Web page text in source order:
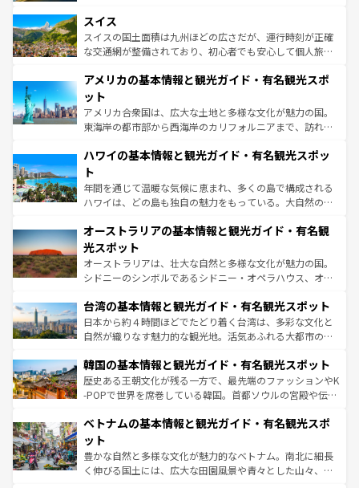
を参照してほしい。
は、お酒好きな人にはぜひ体験してほしい。 なお、新着の
ドイツ情報はコンテンツ一覧を参照してほしい。
リアごとに異なる魅力がある。また、優雅なアフタヌーン
ティー、ビール好きにはたまらない英国パブ、サッカー観
戦など、本場だからこそできる体験も豊富。イギリスを旅
ンツ一覧を参照してほしい。
スイス
スイスの国土面積は九州ほどの広さだが、運行時刻が正確
な交通網が整備されており、初心者でも安心して個人旅行
の建物がそのまま残る町や、スイスならではのユニークな
博物館もあり、アルプス観光だけでなく町歩きも満喫する
ことができる。国民の所得が高いため物価も高いが、旅行
者向けの交通パス提供のサービスもあり、うまく活用すれ
着のスイス情報はコンテンツ一覧を参照してほしい。
アメリカの基本情報と観光ガイド・有名観光スポ
ット
アメリカ合衆国は、広大な土地と多様な文化が魅力の国。
東海岸の都市部から西海岸のカリフォルニアまで、訪れる
のような巨大都市は、観光、ショッピング、エンターテイ
ンメントが詰まった刺激的なスポットだ。一方、アメリカ
西部には大自然が広がり、グランドキャニオンやイエロー
ストーン国立公園といった絶景が堪能できる。さらに、南
文化が魅力。旅行者はアメリカの各地域で異なる魅力を楽
しみながら、その多様性と豊かな歴史を感じることができ
るだろう。車でのロードトリップや列車の旅も、アメリカ
ならではの贅沢な旅のスタイルだ。 なお、新着のアメリカ
情報は コンテンツ一覧 を参照してほしい。
ハワイの基本情報と観光ガイド・有名観光スポッ
ト
年間を通じて温暖な気候に恵まれ、多くの島で構成される
ハワイは、どの島も独自の魅力をもっている。大自然の神
ワイ島は見逃せない。また、定番の観光地といえばオアフ
島だが、静かな自然を求めるならマウイ島やカウアイ島が
おすすめ。エメラルドグリーンに輝く海をはじめ、豊かな
文化や歴史が息づいている。「アロハスピリット」と呼ば
人々、おいしいローカルフードやハワイアンミュージッ
ク、伝統的なフラダンスなど、すべてがハワイの魅力を彩
っている。訪れるたびに新しい発見と感動が待っているハ
はコンテンツ一覧を参照してほしい。
オーストラリアの基本情報と観光ガイド・有名観
光スポット
オーストラリアは、壮大な自然と多様な文化が魅力の国。
シドニーのシンボルであるシドニー・オペラハウス、オー
リアリーフや大陸中央部にそびえるウルル（エアーズロッ
ク）、タスマニアの美しい原生林やケアンズの熱帯雨林な
ど、見どころがたくさん。また、カフェやワイン、オージ
いる。アクティビティも充実しており、サーフィンやダイ
ビング、ハイキングなど、アウトドア好きにはたまらな
い。オーストラリアの多彩な魅力を存分に味わいつくそ
参照してほしい。
台湾の基本情報と観光ガイド・有名観光スポット
日本から約４時間ほどでたどり着く台湾は、多彩な文化と
自然が織りなす魅力的な観光地。活気あふれる大都市の台
ン）、静ひつな山岳地帯である台湾東部など、都市の喧騒
と山間の静けさが共存しており、訪れる人に新しい発見と
驚きをもたらしてくれる。また、奥深い台湾の食文化も魅
容にもいいと評判のスイーツなど、バラエティ豊かな料理
照してほしい。
韓国の基本情報と観光ガイド・有名観光スポット
歴史ある王朝文化が残る一方で、最先端のファッションやK
-POPで世界を席巻している韓国。首都ソウルの宮殿や伝統
き、地方に足を延ばせば四季折々の自然美を楽しむことが
できる。そして、キムチや焼肉、絶品のストリートフード
まで、さまざまな韓国料理が待っている。夜には、韓国な
らではのナイトライフも堪能できる。あたたかいホスピタ
ベトナムの基本情報と観光ガイド・有名観光スポ
ット
豊かな自然と多様な文化が魅力的なベトナム。南北に細長
く伸びる国土には、広大な田園風景や青々とした山々、世